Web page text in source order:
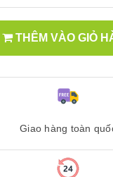
THÊM VÀO GIỎ
Giao hàng toàn